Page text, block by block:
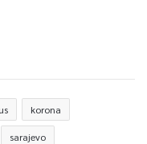
korona
sarajevo